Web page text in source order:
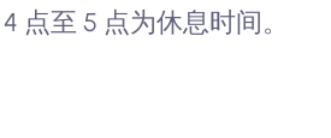
点至 5 点为休息时间。